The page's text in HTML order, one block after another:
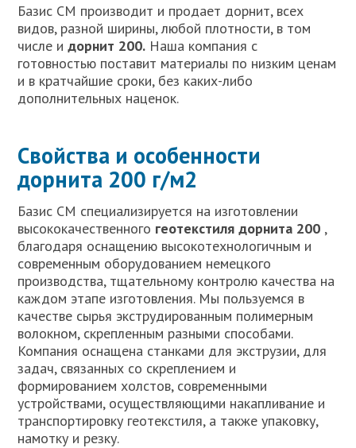
Базис СМ производит и продает дорнит, всех
видов, разной ширины, любой плотности, в том
числе идорнит 200. Наша компания с
готовностью поставит материалы по низким ценам
и в кратчайшие сроки, без каких-либо
дополнительных наценок.
Свойства и особенности
дорнита 200 г/м2
Базис СМ специализируется на изготовлении
высококачественного геотекстиля дорнита 200 ,
благодаря оснащению высокотехнологичным и
современным оборудованием немецкого
производства, тщательному контролю качества на
каждом этапе изготовления. Мы пользуемся в
качестве сырья экструдированным полимерным
волокном, скрепленным разными способами.
Компания оснащена станками для экструзии, для
задач, связанных со скреплением и
формированием холстов, современными
устройствами, осуществляющими накапливание и
транспортировку геотекстиля, а также упаковку,
намотку и резку.